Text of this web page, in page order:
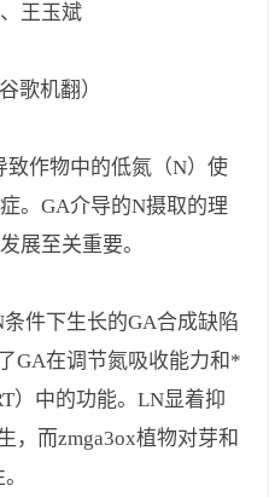
王玉斌
歌机翻）
作物中的低氮（N）使
。GA介导的N摄取的理
展至关重要。
件下生长的GA合成缺陷
GA在调节氮吸收能力和*
）中的功能。LN显着抑
，而zmga3ox植物对芽和